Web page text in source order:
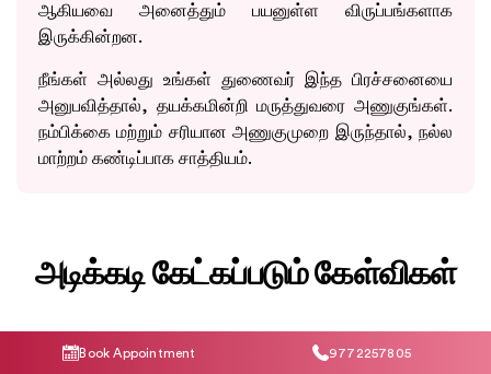
ஆகியவை அனைத்தும் பயனுள்ள விருப்பங்களாக
இருக்கின்றன.
நீங்கள் அல்லது உங்கள் துணைவர் இந்த பிரச்சனையை
அனுபவித்தால், தயக்கமின்றி மருத்துவரை அணுகுங்கள்.
நம்பிக்கை மற்றும் சரியான அணுகுமுறை இருந்தால், நல்ல
மாற்றம் கண்டிப்பாக சாத்தியம்.
அடிக்கடி கேட்கப்படும் கேள்விகள்
Premature ejaculation முழுமையாக
Book Appointment 9772257805